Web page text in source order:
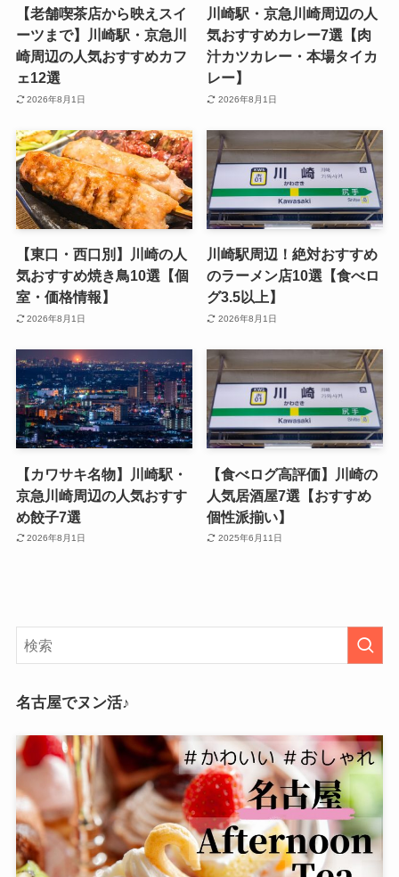
【老舗喫茶店から映えスイ
ーツまで】川崎駅・京急川
崎周辺の人気おすすめカフ
ェ12選
2026年8月1日
川崎駅・京急川崎周辺の人
気おすすめカレー7選【肉
汁カツカレー・本場タイカ
レー】
2026年8月1日
【東口・西口別】川崎の人
気おすすめ焼き鳥10選【個
室・価格情報】
2026年8月1日
川崎駅周辺！絶対おすすめ
のラーメン店10選【食べロ
グ3.5以上】
2026年8月1日
【カワサキ名物】川崎駅・
京急川崎周辺の人気おすす
め餃子7選
2026年8月1日
【食べログ高評価】川崎の
人気居酒屋7選【おすすめ
個性派揃い】
2025年6月11日
名古屋でヌン活♪